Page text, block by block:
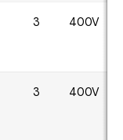
3 400V
3 400V